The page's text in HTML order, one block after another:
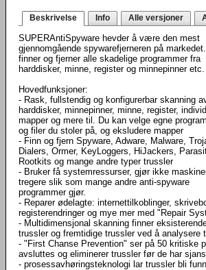
Beskrivelse Info Alle versjoner
SUPERAntiSpyware hevder å være den mest
gjennomgående spywarefjerneren på
finner og fjerner alle skadelige programmer fra
harddisker, minne, register og minnepinner etc.
Hovedfunksjoner:
- Rask, fullstendig og konfigurerbar skanning
harddisker, minnepinner, minne, register,
mapper og mere til. Du kan velge egne
og filer du stoler på, og eksludere mapper
- Finn og fjern Spyware, Adware, Malware,
Dialers, Ormer, KeyLoggers, HiJackers,
Rootkits og mange andre typer trussler
- Bruker få systemressurser, gjør ikke
tregere slik som mange andre anti-spyware
programmer gjør.
- Reparer ødelagte: internettilkoblinger,
registerendringer og mye mer med "Repair
- Multidimensjonal skanning finner
trussler og fremtidige trussler ved å
- "First Chanse Prevention" ser på 50 kritiske
avsluttes og eliminerer trussler før de har
- prosessavhøringsteknologi lar trussler bli